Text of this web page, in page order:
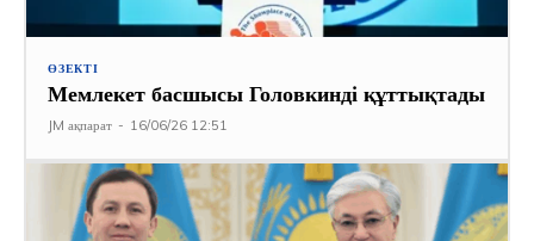
ӨЗЕКТІ
Мемлекет басшысы Головкинді құттықтады
JM ақпарат - 16/06/26 12:51